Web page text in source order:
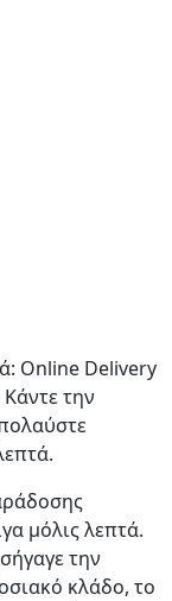
Οnline Delivery
την
μόλις λεπτά.
την
κλάδο, το